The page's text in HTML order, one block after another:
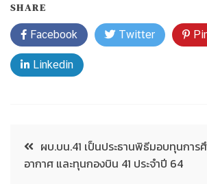
SHARE
Facebook Twitter
Linkedin
ผบ.บน.41 เป็นประธานพิธีมอบทุนกา
อากาศ และทุนกองบิน 41 ประจำปี 64